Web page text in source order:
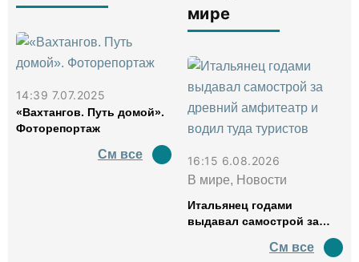
14:39 7.07.2025
«Вахтангов. Путь домой».
Фоторепортаж
См все
мире
16:15 6.08.2026
В мире, Новости
Итальянец годами
выдавал самострой за
водил туда туристов
См все